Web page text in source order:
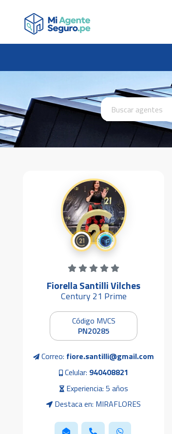
Fiorella Santilli Vilches
Century 21 Prime
Código MVCS
PN20285
Correo: fiore.santilli@gmail.com
Celular: 940408821
Experiencia: 5 años
Destaca en: MIRAFLORES